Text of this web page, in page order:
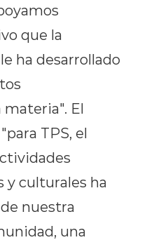
que la
ha desarrollado
materia". El
TPS, el
y culturales ha
nuestra
una